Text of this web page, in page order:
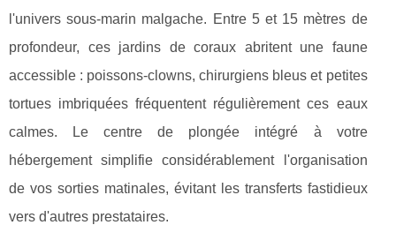
l'univers sous-marin malgache. Entre 5 et 15 mètres de
profondeur, ces jardins de coraux abritent une faune
accessible : poissons-clowns, chirurgiens bleus et petites
tortues imbriquées fréquentent régulièrement ces eaux
calmes. Le centre de plongée intégré à votre
hébergement simplifie considérablement l'organisation
de vos sorties matinales, évitant les transferts fastidieux
vers d'autres prestataires.